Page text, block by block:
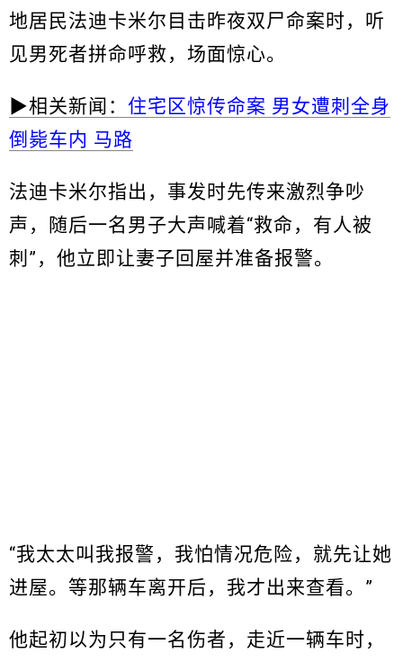
地居民法迪卡米尔目击昨夜双尸命案时，听
见男死者拼命呼救，场面惊心。
▶相关新闻： 住宅区惊传命案 男女遭刺全身
倒毙车内 马路
法迪卡米尔指出，事发时先传来激烈争吵
声，随后一名男子大声喊着“救命，有人被
刺”，他立即让妻子回屋并准备报警。
“我太太叫我报警，我怕情况危险，就先让她
进屋。等那辆车离开后，我才出来查看。”
他起初以为只有一名伤者，走近一辆车时，